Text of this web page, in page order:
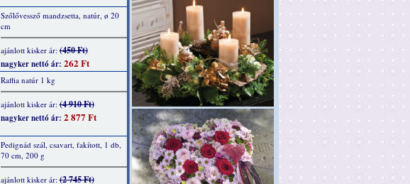
Szőlővessző mandzsetta, natúr, ø 20
cm
ajánlott kisker ár:(450 Ft)
nagyker nettó ár: 262 Ft
Raffia natúr 1 kg
ajánlott kisker ár:(4 910 Ft)
nagyker nettó ár: 2 877 Ft
Pedignád szál, csavart, fakított, 1 db,
70 cm, 200 g
ajánlott kisker ár:(2 745 Ft)